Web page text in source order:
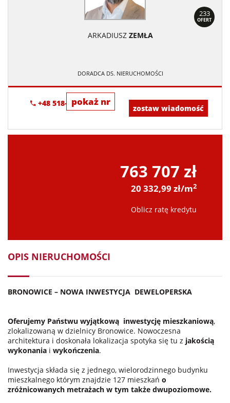
233
OFERT
ARKADIUSZ ZEMŁA
DORADCA DS. NIERUCHOMOŚCI
pokaż nr
+48 518-706-552
zostaw wiadomość
763 707 zł
20 332,99 zł/m2
Oblicz ratę kredytu
OPIS NIERUCHOMOŚCI
BRONOWICE – NOWA INWESTYCJA DEWELOPERSKA
Oferujemy Państwu wyjątkową inwestycję mieszkaniową,
zlokalizowaną w dzielnicy Bronowice. Nowoczesna
architektura i doskonała lokalizacja spotyka się tu z jakością
wykonania i wykończenia.
Inwestycja składa się z jednego, wielorodzinnego budynku
mieszkalnego którym znajdzie 127 mieszkań o
zróżnicowanych metrażach w tym także dwupoziomowe.